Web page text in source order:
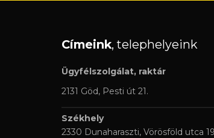
Címeink, telephelyeink
Ügyfélszolgálat, raktár
2131 Göd, Pesti út 21.
Székhely
2330 Dunaharaszti, Vörösföld utca